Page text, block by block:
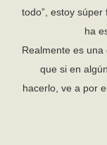
todo”, estoy súper
ha
Realmente es
que si en
hacerlo, ve a por